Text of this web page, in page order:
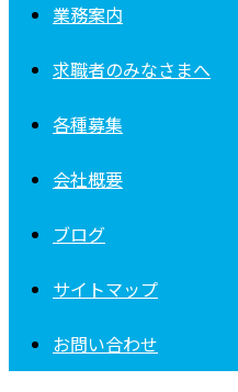
業務案内
求職者のみなさまへ
各種募集
会社概要
ブログ
サイトマップ
お問い合わせ